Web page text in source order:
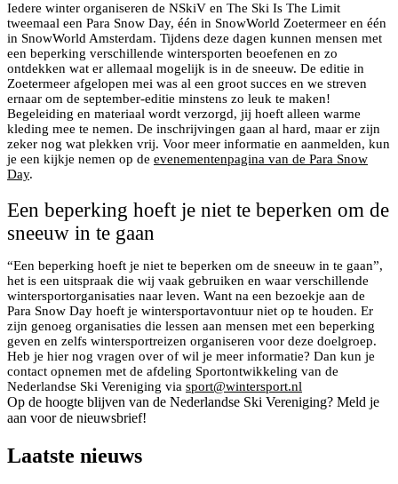
Iedere winter organiseren de NSkiV en The Ski Is The Limit
tweemaal een Para Snow Day, één in SnowWorld Zoetermeer en één
in SnowWorld Amsterdam. Tijdens deze dagen kunnen mensen met
een beperking verschillende wintersporten beoefenen en zo
ontdekken wat er allemaal mogelijk is in de sneeuw. De editie in
Zoetermeer afgelopen mei was al een groot succes en we streven
ernaar om de september-editie minstens zo leuk te maken!
Begeleiding en materiaal wordt verzorgd, jij hoeft alleen warme
kleding mee te nemen. De inschrijvingen gaan al hard, maar er zijn
zeker nog wat plekken vrij. Voor meer informatie en aanmelden, kun
je een kijkje nemen op de evenementenpagina van de Para Snow
Day.
Een beperking hoeft je niet te beperken om de
sneeuw in te gaan
“Een beperking hoeft je niet te beperken om de sneeuw in te gaan”,
het is een uitspraak die wij vaak gebruiken en waar verschillende
wintersportorganisaties naar leven. Want na een bezoekje aan de
Para Snow Day hoeft je wintersportavontuur niet op te houden. Er
zijn genoeg organisaties die lessen aan mensen met een beperking
geven en zelfs wintersportreizen organiseren voor deze doelgroep.
Heb je hier nog vragen over of wil je meer informatie? Dan kun je
contact opnemen met de afdeling Sportontwikkeling van de
Nederlandse Ski Vereniging via sport@wintersport.nl
Op de hoogte blijven van de Nederlandse Ski Vereniging? Meld je
aan voor de nieuwsbrief!
Laatste nieuws